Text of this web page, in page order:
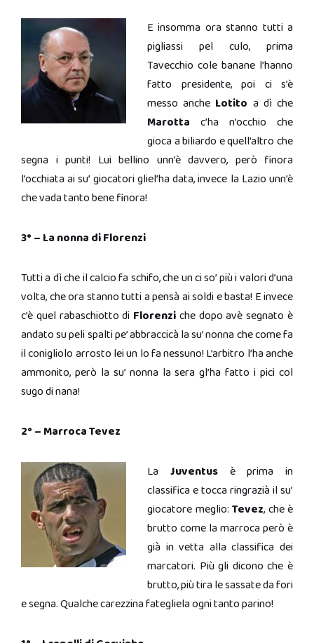
E insomma ora stanno tutti a
pigliassi pel culo, prima
Tavecchio cole banane l’hanno
fatto presidente, poi ci s’è
messo anche Lotito a dì che
Marotta c’ha n’occhio che
gioca a biliardo e quell’altro che
segna i punti! Lui bellino unn’è davvero, però finora
l’occhiata ai su’ giocatori gliel’ha data, invece la Lazio unn’è
che vada tanto bene finora!
3° – La nonna di Florenzi
Tutti a dì che il calcio fa schifo, che un ci so’ più i valori d’una
volta, che ora stanno tutti a pensà ai soldi e basta! E invece
c’è quel rabaschiotto di Florenzi che dopo avè segnato è
andato su peli spalti pe’ abbraccicà la su’ nonna che come fa
il conigliolo arrosto lei un lo fa nessuno! L’arbitro l’ha anche
ammonito, però la su’ nonna la sera gl’ha fatto i pici col
sugo di nana!
2° – Marroca Tevez
La Juventusè prima in
classifica e tocca ringrazià il su’
giocatore meglio: Tevez, che è
brutto come la marroca però è
già in vetta alla classifica dei
marcatori. Più gli dicono che è
brutto, più tira le sassate da fori
e segna. Qualche carezzina fategliela ogni tanto parino!